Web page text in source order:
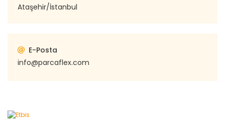
Ataşehir/İstanbul
E-Posta
info@parcaflex.com